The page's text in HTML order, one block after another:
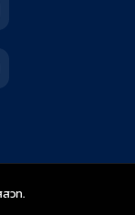
วท.สถาบันส่งเสริมการสอ